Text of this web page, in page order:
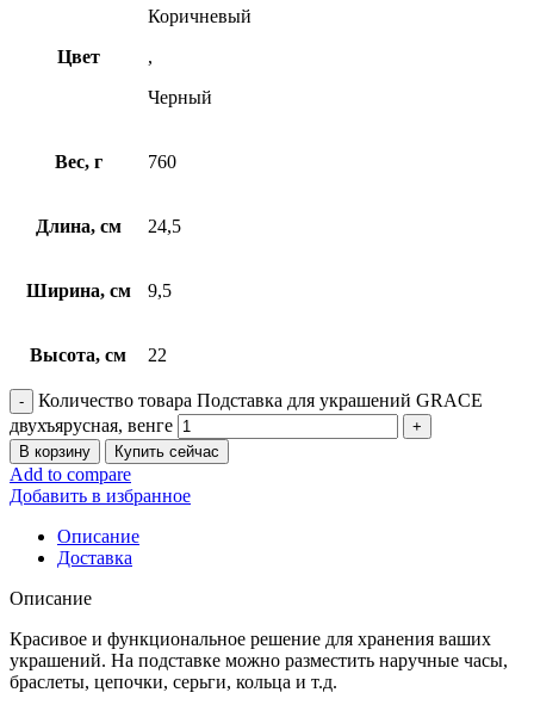
Цвет
Коричневый
,
Черный
Вес, г 760
Длина, см 24,5
Ширина, см 9,5
Высота, см 22
Количество товара Подставка для украшений GRACE
двухъярусная, венге
В корзину Купить сейчас
Add to compare
Добавить в избранное
Описание
Доставка
Описание
Красивое и функциональное решение для хранения ваших
украшений. На подставке можно разместить наручные часы,
браслеты, цепочки, серьги, кольца и т.д.